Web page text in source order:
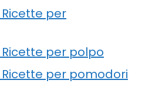
per
per polpo
per pomodori